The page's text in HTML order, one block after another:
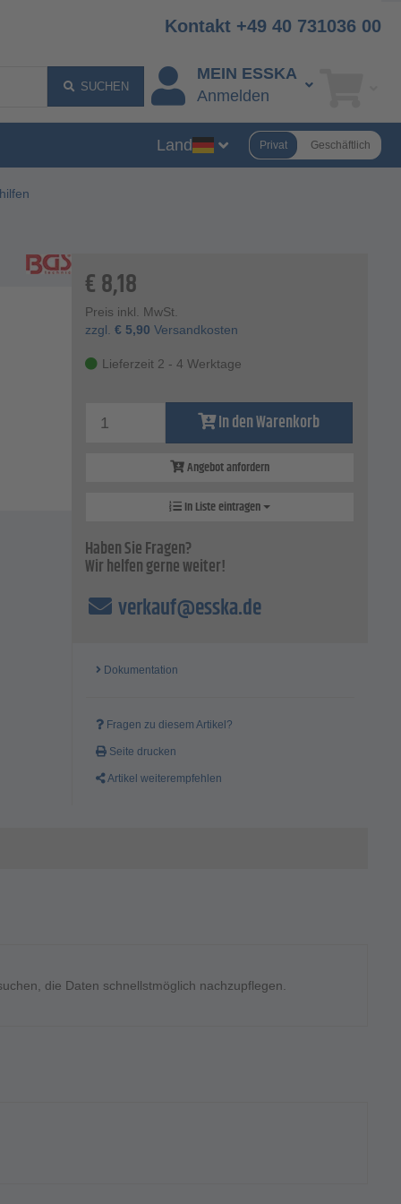
Kontakt +49 40 731036 00
SUCHEN
MEIN ESSKA
Anmelden
Land Privat Geschäftlich
€8,18
Preis inkl. MwSt.
zzgl.€ 5,90 Versandkosten
Lieferzeit 2 - 4 Werktage
In den Warenkorb
Angebot anfordern
In Liste eintragen
Haben Sie Fragen?
Wir helfen gerne weiter!
verkauf@esska.de
Dokumentation
Fragen zu diesem Artikel?
Seite drucken
Artikel weiterempfehlen
die Daten schnellstmöglich nachzupflegen.